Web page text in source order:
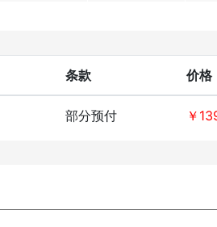
条款 价格
部分预付 ￥